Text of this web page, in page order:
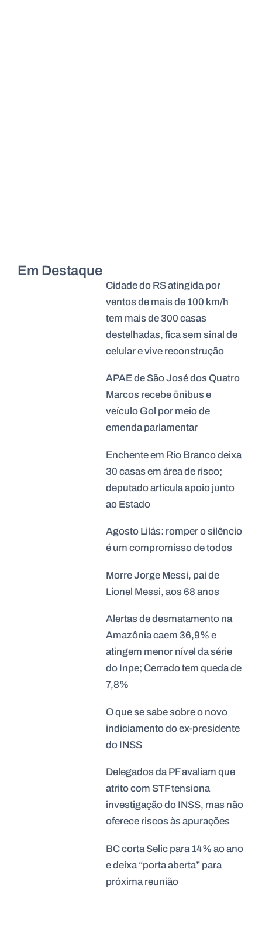
Em Destaque
Cidade do RS atingida por
ventos de mais de 100 km/h
tem mais de 300 casas
destelhadas, fica sem sinal de
celular e vive reconstrução
APAE de São José dos Quatro
Marcos recebe ônibus e
veículo Gol por meio de
emenda parlamentar
Enchente em Rio Branco deixa
30 casas em área de risco;
deputado articula apoio junto
ao Estado
Agosto Lilás: romper o silêncio
é um compromisso de todos
Morre Jorge Messi, pai de
Lionel Messi, aos 68 anos
Alertas de desmatamento na
Amazônia caem 36,9% e
atingem menor nível da série
do Inpe; Cerrado tem queda de
7,8%
O que se sabe sobre o novo
indiciamento do ex-presidente
do INSS
Delegados da PF avaliam que
atrito com STF tensiona
investigação do INSS, mas não
oferece riscos às apurações
BC corta Selic para 14% ao ano
e deixa “porta aberta” para
próxima reunião